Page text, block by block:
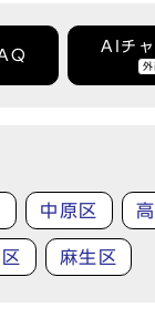
AIチ
外
中原区
麻生区